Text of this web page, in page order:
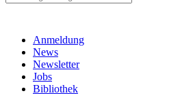
Anmeldung
News
Newsletter
Jobs
Bibliothek